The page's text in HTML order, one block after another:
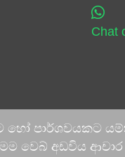
Chat
හෝ පාර්ශවයකට
අඩවිය ආචාර